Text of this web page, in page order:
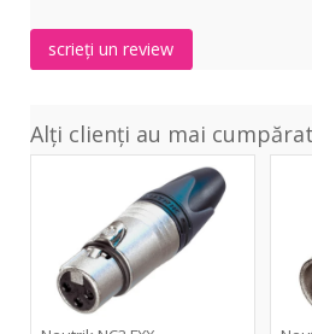
scrieți un review
Alți clienți au mai cumpărat